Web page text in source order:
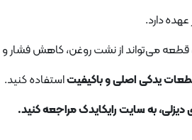
دارد.
می‌تواند از نشت روغن، کاهش فشار
یدکی اصلی و باکیفیتاستفاده کنید.
به سایت رایکایدک مراجعه کنید.